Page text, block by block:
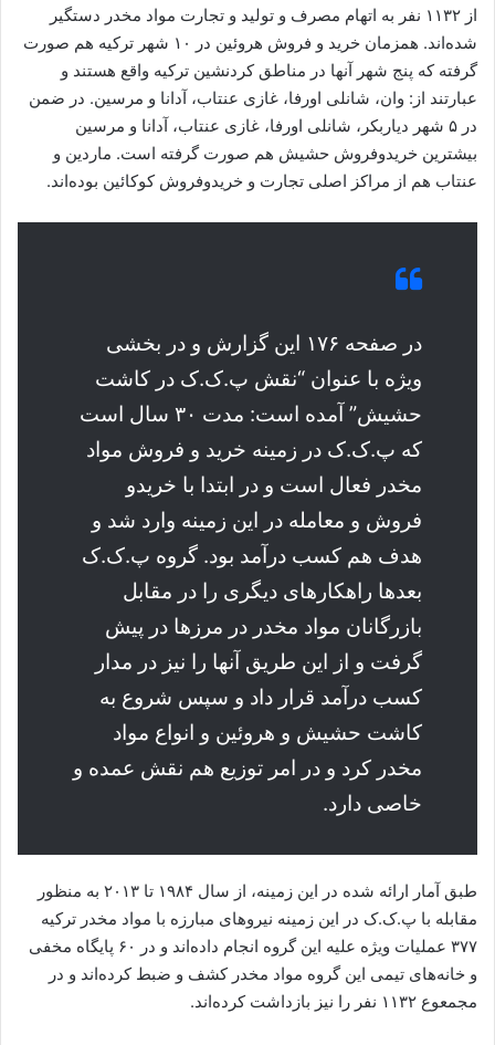
از ۱۱۳۲ نفر به اتهام مصرف و تولید و تجارت مواد مخدر دستگیر
شده‌اند. همزمان خرید و فروش هروئین در ۱۰ شهر ترکیه هم صورت
گرفته که پنج شهر آنها در مناطق کردنشین ترکیه واقع هستند و
عبارتند از: وان، شانلی اورفا، غازی عنتاب، آدانا و مرسین. در ضمن
در ۵ شهر دیاربکر، شانلی اورفا، غازی عنتاب، آدانا و مرسین
بیشترین خریدوفروش حشیش هم صورت گرفته است. ماردین و
عنتاب هم از مراکز اصلی تجارت و خریدوفروش کوکائین بوده‌اند.
در صفحه ۱۷۶ این گزارش و در بخشی
ویژه با عنوان “نقش پ.ک.ک در کاشت
حشیش” آمده است: مدت ۳۰ سال است
که پ.ک.ک در زمینه خرید و فروش مواد
مخدر فعال است و در ابتدا با خریدو
فروش و معامله در این زمینه وارد شد و
هدف هم کسب درآمد بود. گروه پ.ک.ک
بعدها راهکارهای دیگری را در مقابل
بازرگانان مواد مخدر در مرزها در پیش
گرفت و از این طریق آنها را نیز در مدار
کسب درآمد قرار داد و سپس شروع به
کاشت حشیش و هروئین و انواع مواد
مخدر کرد و در امر توزیع هم نقش عمده و
خاصی دارد.
طبق آمار ارائه شده در این زمینه، از سال ۱۹۸۴ تا ۲۰۱۳ به منظور
مقابله با پ.ک.ک در این زمینه نیروهای مبارزه با مواد مخدر ترکیه
۳۷۷ عملیات ویژه علیه این گروه انجام داده‌اند و در ۶۰ پایگاه مخفی
و خانه‌های تیمی این گروه مواد مخدر کشف و ضبط کرده‌اند و در
مجمعوع ۱۱۳۲ نفر را نیز بازداشت کرده‌اند.